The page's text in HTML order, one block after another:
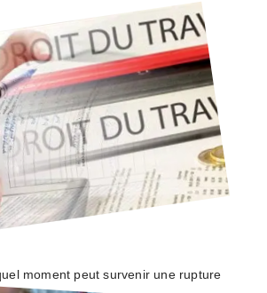
moment peut survenir une rupture